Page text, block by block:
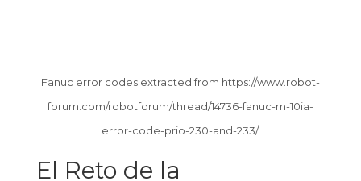
Fanuc error codes extracted from https://www.robot-
forum.com/robotforum/thread/14736-fanuc-m-10ia-
error-code-prio-230-and-233/
El Reto de la